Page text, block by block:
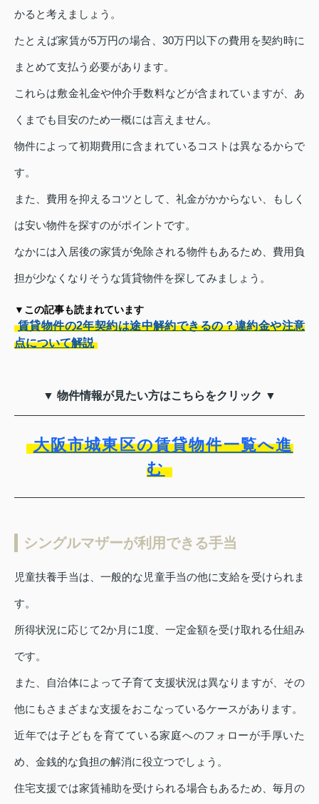
かると考えましょう。
たとえば家賃が5万円の場合、30万円以下の費用を契約時に
まとめて支払う必要があります。
これらは敷金礼金や仲介手数料などが含まれていますが、あ
くまでも目安のため一概には言えません。
物件によって初期費用に含まれているコストは異なるからで
す。
また、費用を抑えるコツとして、礼金がかからない、もしく
は安い物件を探すのがポイントです。
なかには入居後の家賃が免除される物件もあるため、費用負
担が少なくなりそうな賃貸物件を探してみましょう。
▼この記事も読まれています
賃貸物件の2年契約は途中解約できるの？違約金や注意
点について解説
▼ 物件情報が見たい方はこちらをクリック ▼
大阪市城東区の賃貸物件一覧へ進
む
シングルマザーが利用できる手当
児童扶養手当は、一般的な児童手当の他に支給を受けられま
す。
所得状況に応じて2か月に1度、一定金額を受け取れる仕組み
です。
また、自治体によって子育て支援状況は異なりますが、その
他にもさまざまな支援をおこなっているケースがあります。
近年では子どもを育てている家庭へのフォローが手厚いた
め、金銭的な負担の解消に役立つでしょう。
住宅支援では家賃補助を受けられる場合もあるため、毎月の